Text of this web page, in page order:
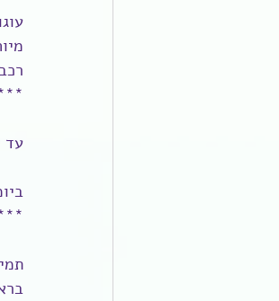
עד
ביומולדת 6 קרתה הדרמה